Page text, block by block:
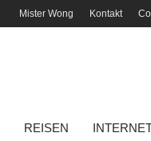
Mister Wong Kontakt
REISEN